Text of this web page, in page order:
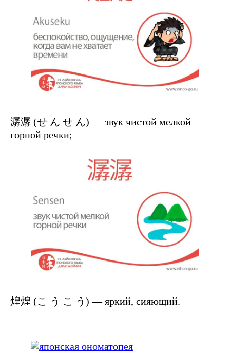
潺潺 (せ ん せ ん) — звук чистой мелкой
горной речки;
煌煌 (こ う こ う) — яркий, сияющий.